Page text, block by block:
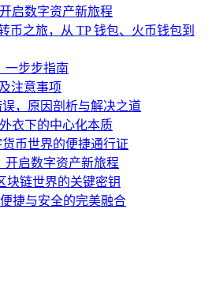
启数字资产新旅程
币之旅，从 TP 钱包、火币钱包到
一步步指南
注意事项
，原因剖析与解决之道
衣下的中心化本质
币世界的便捷通行证
开启数字资产新旅程
块链世界的关键密钥
捷与安全的完美融合